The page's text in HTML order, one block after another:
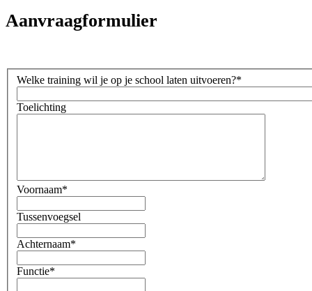
Aanvraagformulier
Welke training wil je op je school laten uitvoeren?*
Toelichting
Voornaam*
Tussenvoegsel
Achternaam*
Functie*